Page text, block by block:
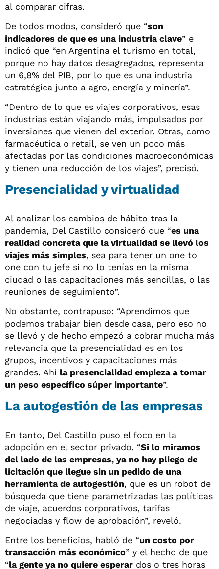
al comparar cifras.
De todos modos, consideró que “son
indicadores de que es una industria clave” e
indicó que “en Argentina el turismo en total,
porque no hay datos desagregados, representa
un 6,8% del PIB, por lo que es una industria
estratégica junto a agro, energía y minería”.
“Dentro de lo que es viajes corporativos, esas
industrias están viajando más, impulsados por
inversiones que vienen del exterior. Otras, como
farmacéutica o retail, se ven un poco más
afectadas por las condiciones macroeconómicas
y tienen una reducción de los viajes”, precisó.
Presencialidad y virtualidad
Al analizar los cambios de hábito tras la
pandemia, Del Castillo consideró que “es una
realidad concreta que la virtualidad se llevó los
viajes más simples, sea para tener un one to
one con tu jefe si no lo tenías en la misma
ciudad o las capacitaciones más sencillas, o las
reuniones de seguimiento”.
No obstante, contrapuso: “Aprendimos que
podemos trabajar bien desde casa, pero eso no
se llevó y de hecho empezó a cobrar mucha más
relevancia que la presencialidad es en los
grupos, incentivos y capacitaciones más
grandes. Ahí la presencialidad empieza a tomar
un peso específico súper importante”.
La autogestión de las empresas
En tanto, Del Castillo puso el foco en la
adopción en el sector privado. “Si lo miramos
del lado de las empresas, ya no hay pliego de
licitación que llegue sin un pedido de una
herramienta de autogestión, que es un robot de
búsqueda que tiene parametrizadas las políticas
de viaje, acuerdos corporativos, tarifas
negociadas y flow de aprobación”, reveló.
Entre los beneficios, habló de “un costo por
transacción más económico” y el hecho de que
“la gente ya no quiere esperar dos o tres horas